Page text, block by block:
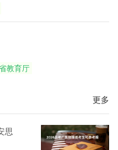
教育厅
更多
思